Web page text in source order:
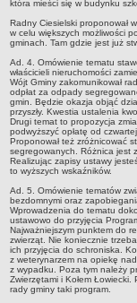
Plan działania
Strategia
Lista osób
Lista aktywności
Lista lokalnych
Podmioty
Podmioty
Wykaz usług
Plan utrwalania
FUNDUSZ WSPARCIA
MIENIE KOMUNALNE
2006
2007
która mieści się w budynku
Radny Ciesielski proponował
w celu większych możliwości
gminach. Tam gdzie jest już
Ad. 4. Omówienie tematu
właścicieli nieruchomości
Wójt Gminy zakomunikował
odpłat za odpady
gmin. Będzie okazja objąć
przyszły. Kwestia ustalenia
Drugi temat to propozycja
podwyższyć opłatę od
Proponował też zróżnicować
segregowanych. Różnica jest
Realizując zapisy ustawy
to wyższych wskaźników.
Ad. 5. Omówienie tematów
bezdomnymi oraz
Wprowadzenia do tematu
ustawowo do przyjęcia
Najważniejszym punktem do
zwierząt. Nie koniecznie
ich przyjęcia do schroniska.
z weterynarzem na opiekę
z wypadku. Poza tym należy
Zwierzętami i Kołem
rady gminy taki program.